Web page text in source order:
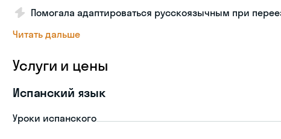
Помогала адаптироваться русскоязычным при
Читать дальше
Услуги и цены
Испанский язык
Уроки испанского